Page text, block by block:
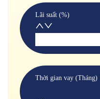
Lãi suất (%)
Thời gian vay (Tháng)